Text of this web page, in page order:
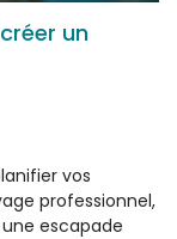
un
vos
professionnel,
escapade